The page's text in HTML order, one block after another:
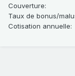
Couverture:
Taux de bonus/
Cotisation annuelle: